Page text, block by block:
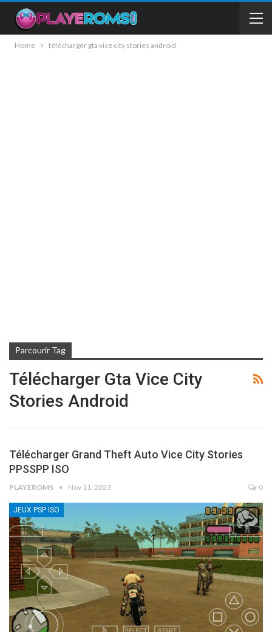
Home télécharger gta vice city stories android
Parcourir Tag
Télécharger Gta Vice City
Stories Android
Télécharger Grand Theft Auto Vice City Stories
PPSSPP ISO
PLAYEROMS Nov 11, 2023 0
JEUX PSP ISO